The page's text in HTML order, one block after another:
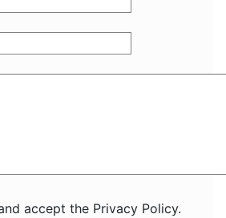
accept the Privacy Policy.